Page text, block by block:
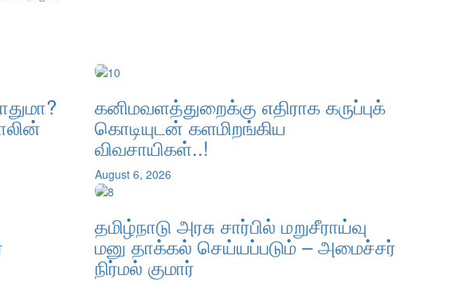
கனிமவளத்துறைக்கு எதிராக கருப்புக்
கொடியுடன் களமிறங்கிய
விவசாயிகள்..!
August 6, 2026
தமிழ்நாடு அரசு சார்பில் மறுசீராய்வு
மனு தாக்கல் செய்யப்படும் – அமைச்சர்
நிர்மல் குமார்